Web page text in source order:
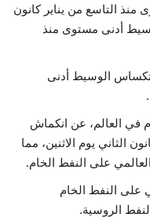
منذ التاسع من يناير كانون
أدنى مستوى منذ
تكساس الوسيط أدنى
في العالم، عن انكماش
الثاني يوم الاثنين، مما
على النفط الخام.
على النفط الخام
الروسية.